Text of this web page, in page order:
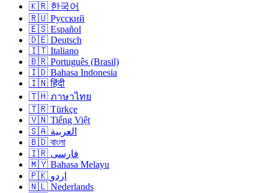
🇰🇷 한국어
🇷🇺 Русский
🇪🇸 Español
🇩🇪 Deutsch
🇮🇹 Italiano
🇧🇷 Português (Brasil)
🇮🇩 Bahasa Indonesia
🇮🇳 हिंदी
🇹🇭 ภาษาไทย
🇹🇷 Türkçe
🇻🇳 Tiếng Việt
🇸🇦 العربية
🇧🇩 বাংলা
🇮🇷 فارسی
🇲🇾 Bahasa Melayu
🇵🇰 اردو
🇳🇱 Nederlands